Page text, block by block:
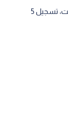
أعلنت وزارة الصحة الفلسطينية، صباح اليوم السبت، تسجيل 5